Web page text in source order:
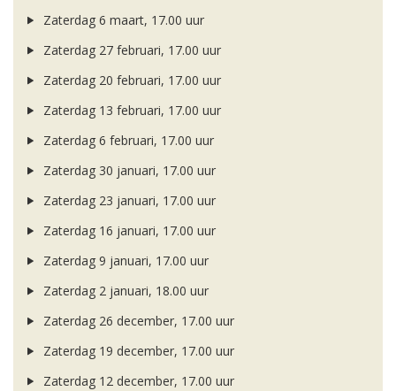
Zaterdag 6 maart, 17.00 uur
Zaterdag 27 februari, 17.00 uur
Zaterdag 20 februari, 17.00 uur
Zaterdag 13 februari, 17.00 uur
Zaterdag 6 februari, 17.00 uur
Zaterdag 30 januari, 17.00 uur
Zaterdag 23 januari, 17.00 uur
Zaterdag 16 januari, 17.00 uur
Zaterdag 9 januari, 17.00 uur
Zaterdag 2 januari, 18.00 uur
Zaterdag 26 december, 17.00 uur
Zaterdag 19 december, 17.00 uur
Zaterdag 12 december, 17.00 uur